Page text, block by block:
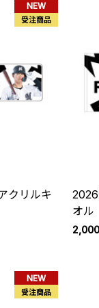
NEW
受注商品
クリルキ
オル
2,000
NEW
受注商品